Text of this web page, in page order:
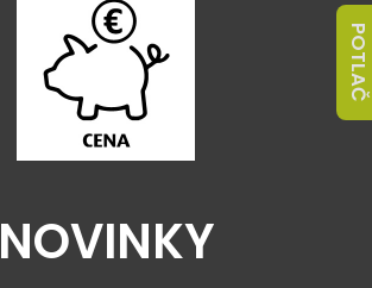
NOVINKY
POTLAČ